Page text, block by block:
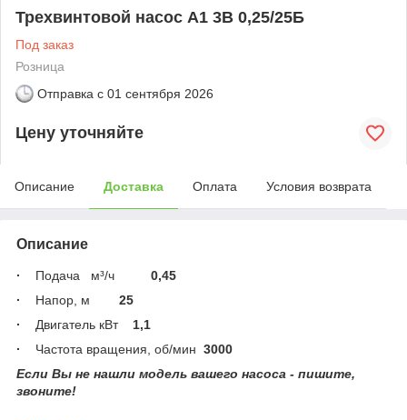
Трехвинтовой насос А1 3В 0,25/25Б
Под заказ
Розница
Отправка с 01 сентября 2026
Цену уточняйте
Описание Доставка Оплата Условия возврата
Описание
· Подача м³/ч 0,45
·
Напор, м 25
·
Двигатель кВт 1,1
·
Частота вращения, об/мин 3000
Если Вы не нашли модель вашего насоса - пишите,
звоните!